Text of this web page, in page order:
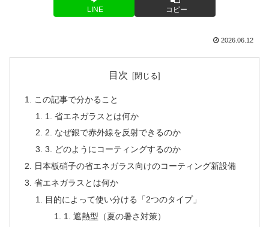
LINE コピー
2026.06.12
目次
この記事で分かること
1. 省エネガラスとは何か
2. なぜ銀で赤外線を反射できるのか
3. どのようにコーティングするのか
日本板硝子の省エネガラス向けのコーティング新設備
省エネガラスとは何か
目的によって使い分ける「2つのタイプ」
1. 遮熱型（夏の暑さ対策）